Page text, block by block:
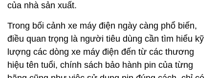
của nhà sản xuất.
Trong bối cảnh xe máy điện ngày càng phổ biến,
điều quan trọng là người tiêu dùng cần tìm hiểu kỹ
lượng các dòng xe máy điện đến từ các thương
hiệu tên tuổi, chính sách bảo hành pin của từng